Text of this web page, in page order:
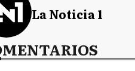
La Noticia 1